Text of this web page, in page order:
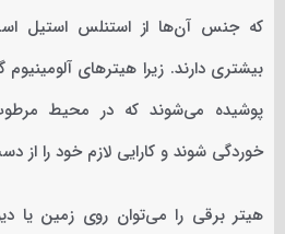
که جنس آن‌ها از استنلس استیل
بیشتری دارند. زیرا هیترهای
پوشیده می‌شوند که در محیط
خوردگی شوند و کارایی لازم خود را از
هیتر برقی را می‌توان روی زمین یا